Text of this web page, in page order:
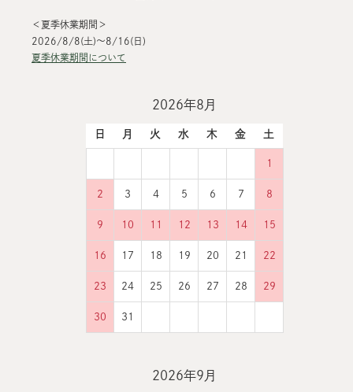
＜夏季休業期間＞
2026/8/8(土)～8/16(日)
夏季休業期間について
2026年8月
日 月 火 水 木 金 土
1
2 3 4 5 6 7 8
9 10 11 12 13 14 15
16 17 18 19 20 21 22
23 24 25 26 27 28 29
30 31
2026年9月